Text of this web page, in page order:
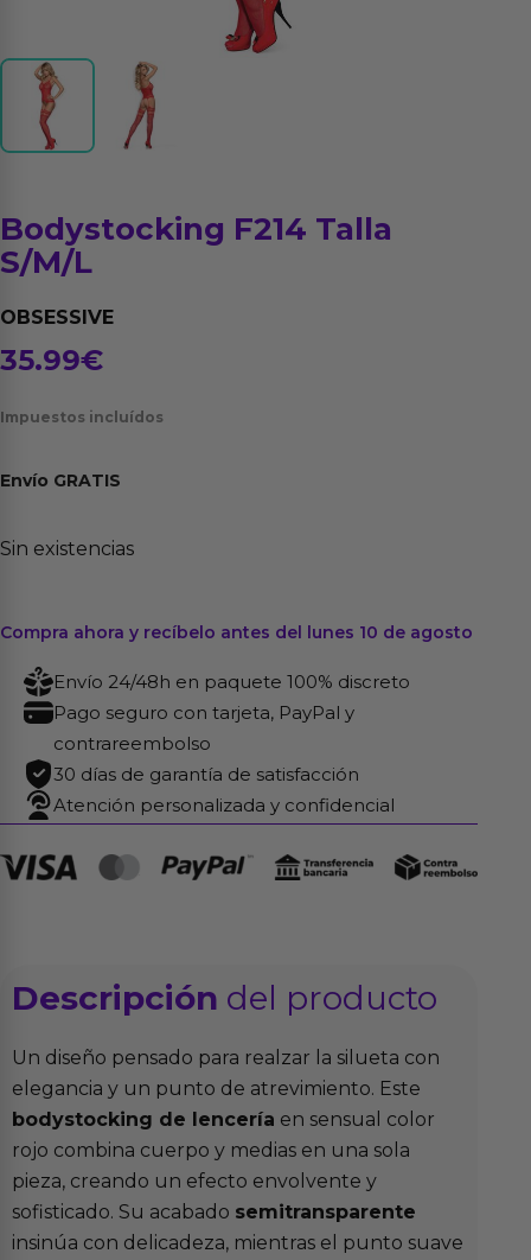
Bodystocking F214 Talla
S/M/L
OBSESSIVE
35.99€
Impuestos incluídos
Envío GRATIS
Sin existencias
Compra ahora y recíbelo antes del lunes 10 de agosto
Envío 24/48h en paquete 100% discreto
Pago seguro con tarjeta, PayPal y
contrareembolso
30 días de garantía de satisfacción
Atención personalizada y confidencial
Descripción del producto
Un diseño pensado para realzar la silueta con
elegancia y un punto de atrevimiento. Este
bodystocking de lencería en sensual color
rojo combina cuerpo y medias en una sola
pieza, creando un efecto envolvente y
sofisticado. Su acabado semitransparente
insinúa con delicadeza, mientras el punto suave